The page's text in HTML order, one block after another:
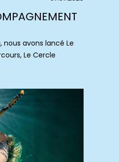
avons lancé Le
Le Cercle